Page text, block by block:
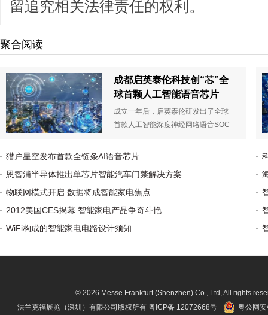
留追究相关法律责任的权利。
聚合阅读
成都启英泰伦科技创“芯”全
球首颗人工智能语音芯片
成立一年后，启英泰伦研发出了全球
首款人工智能深度神经网络语音SOC
(DNN)、全方位唤醒，能够识别10米
出命令到执行只需0.2秒-0.8秒。
CI1006芯片可赋能家电等终端设备，
的本地语音识别功能，语音识别率高
达95%以上。
猎户星空发布首款全链条AI语音芯片
恩智浦半导体推出单芯片智能汽车门禁解决方案
物联网模式开启 数据将成智能家电焦点
2012美国CES揭幕 智能家电产品争奇斗艳
WiFi构成的智能家电电路设计须知
© 2026 Messe Frankfurt (Shenzhen) Co., Ltd, All rights
法兰克福展览（深圳）有限公司版权所有 粤ICP备 12072668号 粤公网